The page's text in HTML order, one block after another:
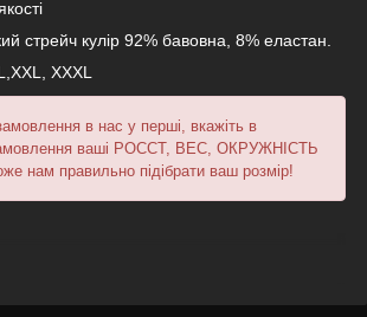
стрейч кулір 92% бавовна, 8% еластан.
XXXL
в нас у перші, вкажіть в
ваші РОССТ, ВЕС, ОКРУЖНІСТЬ
нам правильно підібрати ваш розмір!